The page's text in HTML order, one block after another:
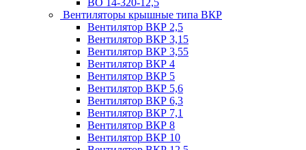
ВО 14-320-12,5
Вентиляторы крышные типа ВКР
Вентилятор ВКР 2,5
Вентилятор ВКР 3,15
Вентилятор ВКР 3,55
Вентилятор ВКР 4
Вентилятор ВКР 5
Вентилятор ВКР 5,6
Вентилятор ВКР 6,3
Вентилятор ВКР 7,1
Вентилятор ВКР 8
Вентилятор ВКР 10